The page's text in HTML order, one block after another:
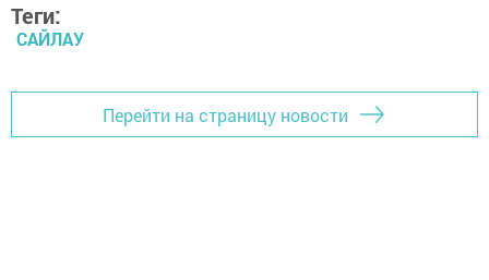
Теги:
САЙЛАУ
Перейти на страницу новости